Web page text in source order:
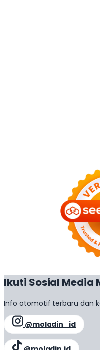
Ikuti Sosial Media
Info otomotif terbaru dan
@moladin_id